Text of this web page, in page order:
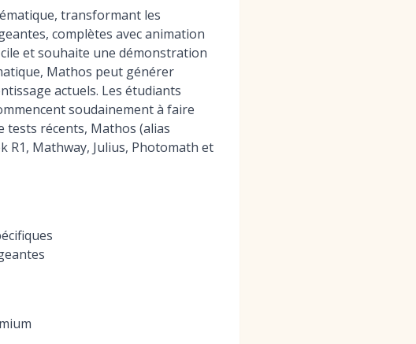
transformant les
complètes avec animation
et souhaite une démonstration
Mathos peut générer
actuels. Les étudiants
soudainement à faire
tests récents, Mathos (alias
R1, Mathway, Julius, Photomath et